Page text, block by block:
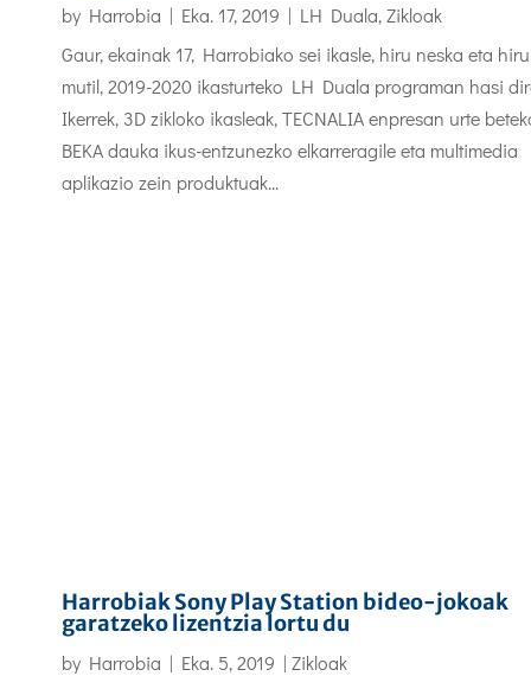
by Harrobia | Eka. 17, 2019 | LH Duala,Zikloak
Gaur, ekainak 17, Harrobiako sei ikasle, hiru neska eta hiru
mutil, 2019-2020 ikasturteko LH Duala programan hasi
Ikerrek, 3D zikloko ikasleak, TECNALIA enpresan urte
BEKA dauka ikus-entzunezko elkarreragile eta multimedia
aplikazio zein produktuak...
Harrobiak Sony Play Station bideo-jokoak
garatzeko lizentzia lortu du
by Harrobia | Eka. 5, 2019 | Zikloak